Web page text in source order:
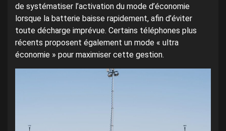
de systématiser l’activation du mode d’économie
lorsque la batterie baisse rapidement, afin d’éviter
toute décharge imprévue. Certains téléphones plus
récents proposent également un mode « ultra
économie » pour maximiser cette gestion.